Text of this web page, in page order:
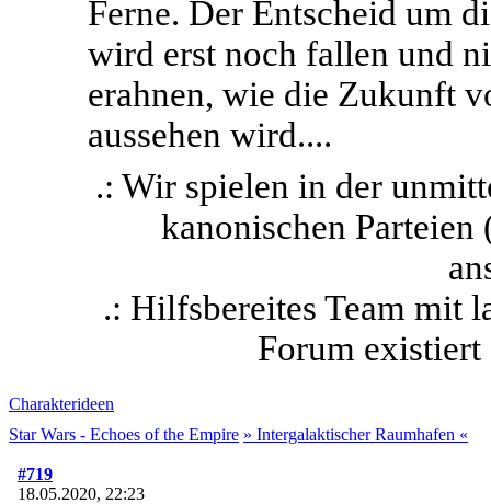
Ferne. Der Entscheid um
wird erst noch fallen und
erahnen, wie die Zukunft
aussehen wird....
.: Wir spielen in der
kanonischen
.: Hilfsbereites Team mit
Forum existiert
Charakterideen
Star Wars - Echoes of the Empire » Intergalaktischer Raumhafen «
#719
18.05.2020, 22:23